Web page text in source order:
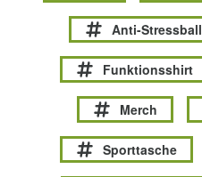
Anti-Stressball
Funktionsshirt
Merch
Sporttasche